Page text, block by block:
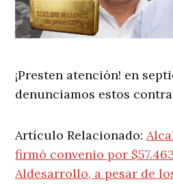
¡Presten atención! en
denunciamos estos
Artículo Relacionado:
firmó convenio por
Aldesarrollo, a pesar de